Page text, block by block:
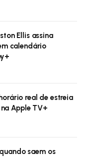
Ellis assina
calendário
real de estreia
Apple TV+
saem os